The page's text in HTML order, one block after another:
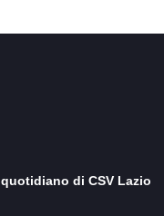
di CSV Lazio